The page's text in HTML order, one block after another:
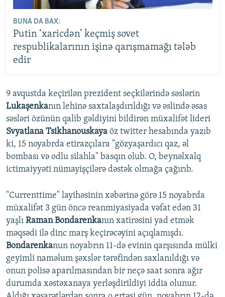
BUNA DA BAX:
Putin ‘xaricdən’ keçmiş sovet
respublikalarının işinə qarışmamağı tələb
edir
9 avqustda keçirilən prezident seçkilərində səslərin
Lukaşenkanın lehinə saxtalaşdırıldığı və əslində əsas
səsləri özünün qalib gəldiyini bildirən müxalifət lideri
Svyatlana Tsikhanouskaya öz twitter hesabında yazıb
ki, 15 noyabrda etirazçılara "gözyaşardıcı qaz, əl
bombası və odlu silahla" basqın olub. O, beynəlxalq
ictimaiyyəti nümayişçilərə dəstək olmağa çağırıb.
"Currenttime" layihəsinin xəbərinə görə 15 noyabrda
müxalifət 3 gün öncə reanmiyasiyada vəfat edən 31
yaşlı Raman Bondarenkanın xatirəsini yad etmək
məqsədi ilə dinc marş keçirəcəyini açıqlamışdı.
Bondarenkanun noyabrın 11-də evinin qarşısında mülki
geyimli naməlum şəxslər tərəfindən saxlanıldığı və
onun polisə aparılmasından bir neçə saat sonra ağır
durumda xəstəxanaya yerləşdirildiyi iddia olunur.